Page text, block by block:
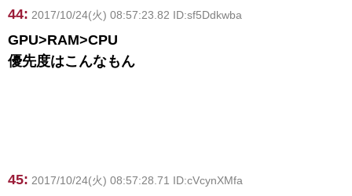
44: 2017/10/24(火) 08:57:23.82 ID:sf5Ddkwba
GPU>RAM>CPU
優先度はこんなもん
45: 2017/10/24(火) 08:57:28.71 ID:cVcynXMfa